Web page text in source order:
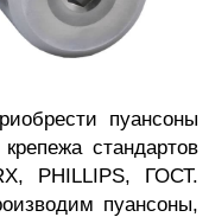
пуансоны
стандартов
PHILLIPS, ГОСТ.
пуансоны,